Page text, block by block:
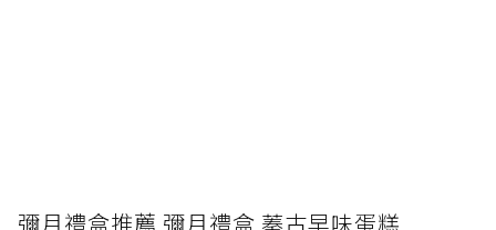
彌月禮盒推薦 彌月禮盒 蓁古早味蛋糕